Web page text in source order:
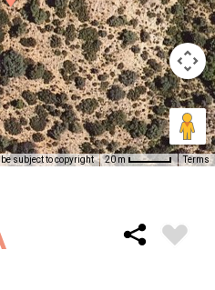
subject to copyright 20 m Terms